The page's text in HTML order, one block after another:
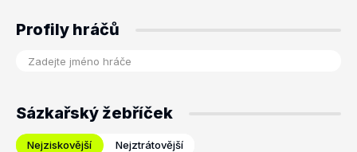
Profily hráčů
Sázkařský žebříček
Nejziskovější Nejztrátovější